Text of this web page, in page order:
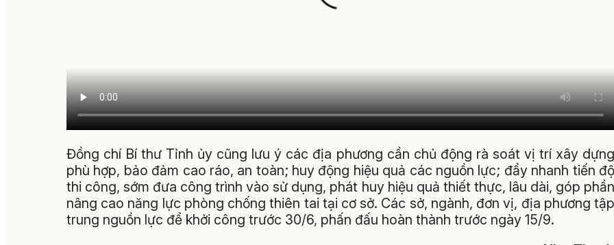
Đồng chí Bí thư Tỉnh ủy cũng lưu ý các địa phương cần chủ động rà soát vị trí xây dựng
phù hợp, bảo đảm cao ráo, an toàn; huy động hiệu quả các nguồn lực; đẩy nhanh tiến độ
thi công, sớm đưa công trình vào sử dụng, phát huy hiệu quả thiết thực, lâu dài, góp phần
nâng cao năng lực phòng chống thiên tai tại cơ sở. Các sở, ngành, đơn vị, địa phương tập
trung nguồn lực để khởi công trước 30/6, phấn đấu hoàn thành trước ngày 15/9.